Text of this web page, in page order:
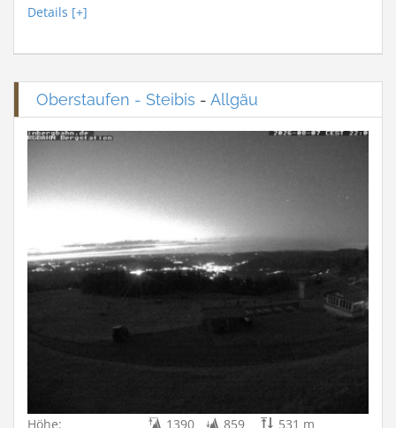
Details [+]
Oberstaufen - Steibis - Allgäu
Höhe: 1390 859
531 m